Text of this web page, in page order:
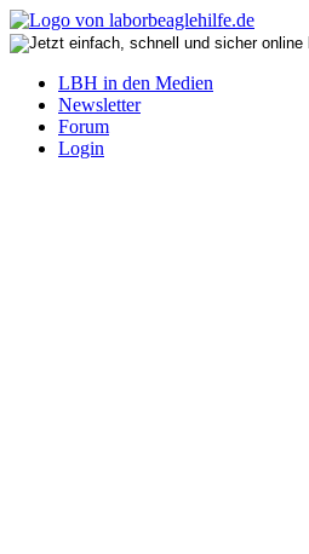
LBH in den Medien
Newsletter
Forum
Login